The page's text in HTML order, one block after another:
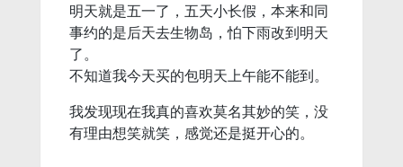
明天就是五一了，五天小长假，本来和同
事约的是后天去生物岛，怕下雨改到明天
了。
不知道我今天买的包明天上午能不能到。
我发现现在我真的喜欢莫名其妙的笑，没
有理由想笑就笑，感觉还是挺开心的。